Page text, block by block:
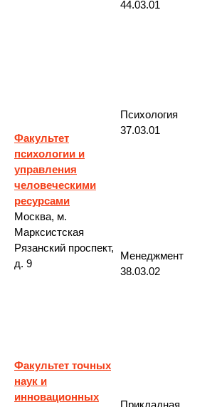
44.03.01
Факультет
психологии и
управления
человеческими
ресурсами
Москва, м.
Марксистская
Рязанский проспект,
д. 9
Психология
37.03.01
Менеджмент
38.03.02
Факультет точных
наук и
инновационных
Прикладная